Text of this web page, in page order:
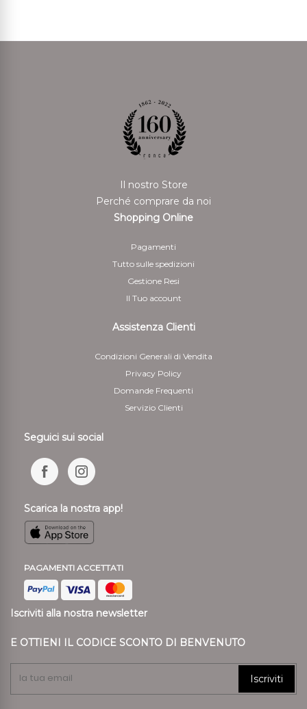
Il nostro Store
Perché comprare da noi
Shopping Online
Pagamenti
Tutto sulle spedizioni
Gestione Resi
Il Tuo account
Assistenza Clienti
Condizioni Generali di Vendita
Privacy Policy
Domande Frequenti
Servizio Clienti
Seguici sui social
Scarica la nostra app!
PAGAMENTI ACCETTATI
Iscriviti alla nostra newsletter
E OTTIENI IL CODICE SCONTO DI BENVENUTO
Iscriviti